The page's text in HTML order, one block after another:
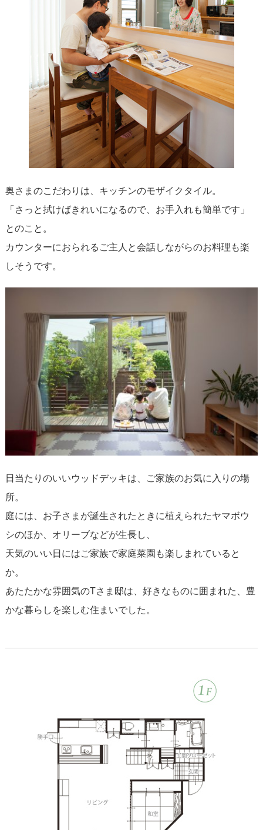
奥さまのこだわりは、キッチンのモザイクタイル。
「さっと拭けばきれいになるので、お手入れも簡単です」
とのこと。
カウンターにおられるご主人と会話しながらのお料理も楽
しそうです。
日当たりのいいウッドデッキは、ご家族のお気に入りの場
所。
庭には、お子さまが誕生されたときに植えられたヤマボウ
シのほか、オリーブなどが生長し、
天気のいい日にはご家族で家庭菜園も楽しまれていると
か。
あたたかな雰囲気のTさま邸は、好きなものに囲まれた、豊
かな暮らしを楽しむ住まいでした。